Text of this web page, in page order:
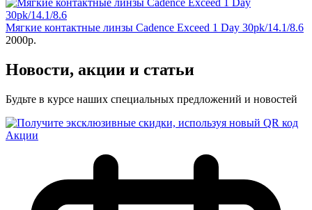
Мягкие контактные линзы Cadence Exceed 1 Day 30pk/14.1/8.6
2000р.
Новости, акции и статьи
Будьте в курсе наших специальных предложений и новостей
Акции